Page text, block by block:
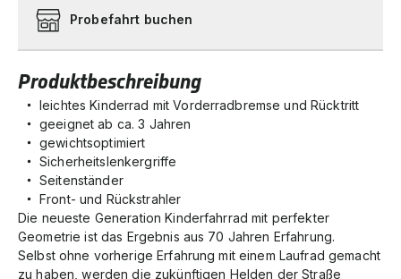
Produktbeschreibung
leichtes Kinderrad mit Vorderradbremse und Rücktritt
geeignet ab ca. 3 Jahren
gewichtsoptimiert
Sicherheitslenkergriffe
Seitenständer
Front- und Rückstrahler
Die neueste Generation Kinderfahrrad mit perfekter
Geometrie ist das Ergebnis aus 70 Jahren Erfahrung.
Selbst ohne vorherige Erfahrung mit einem Laufrad gemacht
zu haben, werden die zukünftigen Helden der Straße
Probefahrt buchen